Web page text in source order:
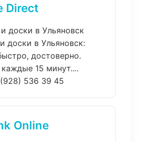
Direct
доски в Ульяновск
доски в Ульяновск:
достоверно.
15 минут....
536 39 45
Online